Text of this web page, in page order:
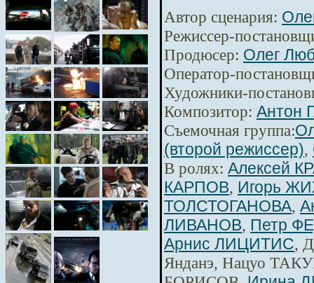
Автор сценария:
Режиссер-
Продюсер: Олег
Оператор-
Художники-
Композитор: Антон
Съемочная группа:
(второй режиссер),
В ролях: Алексей
КАРПОВ, Игорь
ТОЛСТОГАНОВА,
ЛИВАНОВ, Петр
Арнис ЛИЦИТИС,
Янданэ, Нацуо